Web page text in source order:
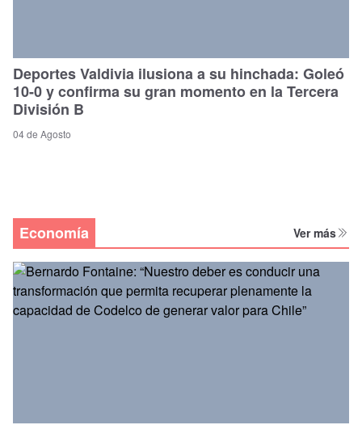
Deportes Valdivia ilusiona a su hinchada: Goleó
10-0 y confirma su gran momento en la Tercera
División B
04 de Agosto
Economía Ver más